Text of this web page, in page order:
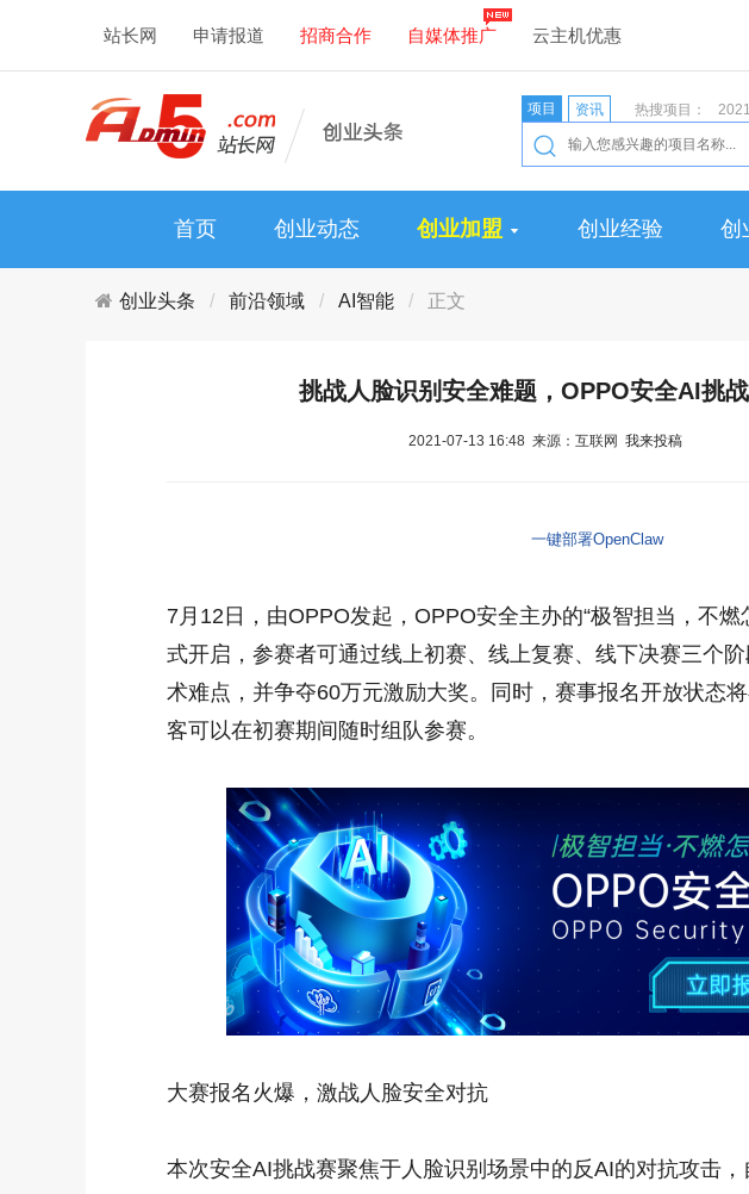
站长网 申请报道 招商合作 自媒体推广 云主机优惠
项目 资讯 热搜项目：
首页 创业动态 创业加盟 创业经验 创
创业头条 前沿领域 AI智能 正文
挑战人脸识别安全难题，OPPO安全AI挑
2021-07-13 16:48 来源：互联网 我来投稿
一键部署OpenClaw
7月12日，由OPPO发起，OPPO安全主办的“极智担当，不燃
式开启，参赛者可通过线上初赛、线上复赛、线下决赛三个
术难点，并争夺60万元激励大奖。同时，赛事报名开放状态
客可以在初赛期间随时组队参赛。
大赛报名火爆，激战人脸安全对抗
本次安全AI挑战赛聚焦于人脸识别场景中的反AI的对抗攻击，